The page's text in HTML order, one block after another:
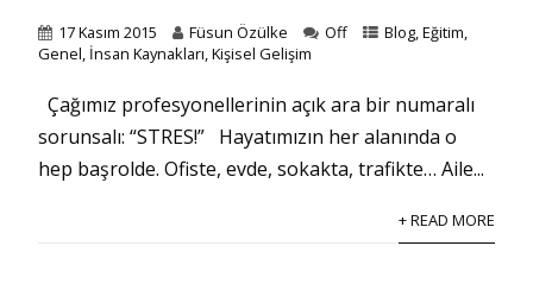
17 Kasım 2015 Füsun Özülke Off Blog ,Eğitim
Genel İnsan Kaynakları ,Kişisel Gelişim
Çağımız profesyonellerinin açık ara bir numaralı
sorunsalı: “STRES!” Hayatımızın her alanında o
hep başrolde. Ofiste, evde, sokakta, trafikte… Aile...
+ READ MORE